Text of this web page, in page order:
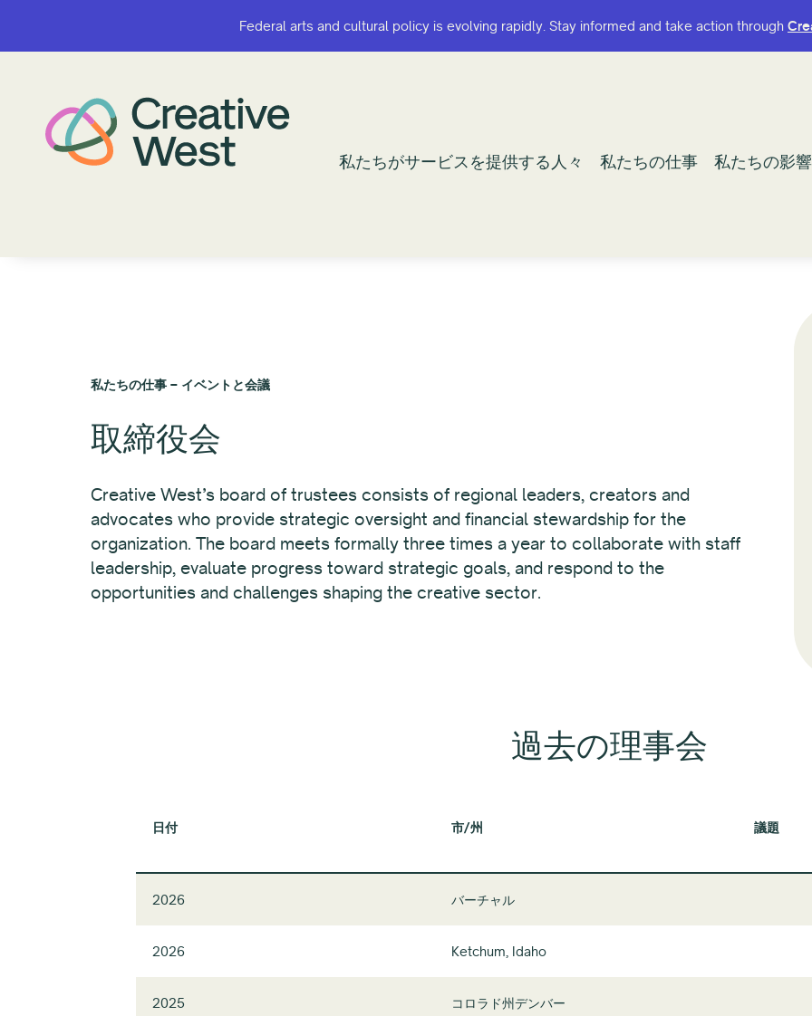
Federal arts and cultural policy is evolving rapidly. Stay informed and take action through
私たちがサービスを提供する人々 私たちの仕事 私たちの影響
Federal arts and cultural policy is evolving rapidly. Stay informed and take action through
私たちがサービスを提供する人々 私たちの仕事 私たちの影響
私たちの仕事 – イベントと会議
取締役会
Creative West’s board of trustees consists of regional leaders, creators and
advocates who provide strategic oversight and financial stewardship for the
organization. The board meets formally three times a year to collaborate with staff
leadership, evaluate progress toward strategic goals, and respond to the
opportunities and challenges shaping the creative sector.
過去の理事会
日付 市/州 議題
2026 バーチャル
2026 Ketchum, Idaho
2025 コロラド州デンバー